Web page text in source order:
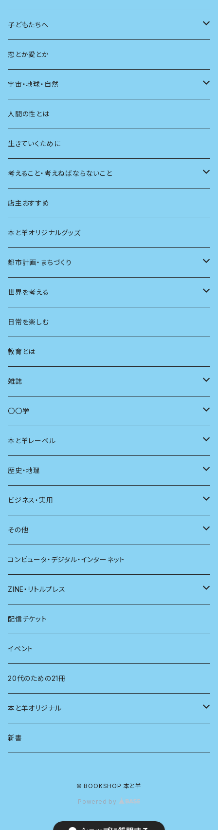
広告
未来
人生
子どもたちへ
教育
友達
学校
恋とか愛とか
宇宙・地球・自然
動物
植物
天体
生物
人間の性とは
生きていくために
考えること・考えねばならないこと
創元社 シリーズ「あいだで考える」
店主おすすめ
本と羊オリジナルグッズ
都市計画・まちづくり
都市
地方
まちづくり
コミュニティ
商いとは
世界を考える
思想
日常を楽しむ
教育とは
雑誌
母の友
ユリイカ
現代思想
新潮
別冊太陽
〇〇学
動物
自然
科学
社会
哲学
医学
看護学
心理学
経営学
言語学
法律
人類学
本と羊レーベル
電子版（EPub）
電子版（PDF）
歴史・地理
歴史
地理
ビジネス・実用
雷鳥社辞典シリーズ
その他
珈琲
雑貨
コンピュータ・デジタル・インターネット
ZINE・リトルプレス
電子版（EPub）
電子版（PDF）
配信チケット
イベント
20代のための21冊
本と羊オリジナル
アロマスプレー
新書
© BOOKSHOP 本と羊
Powered by